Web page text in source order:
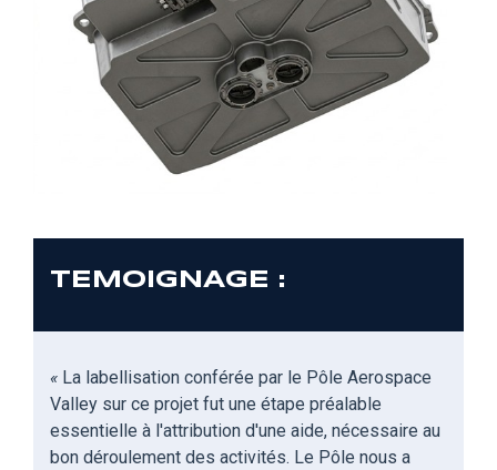
TEMOIGNAGE :
« La labellisation conférée par le Pôle Aerospace
Valley sur ce projet fut une étape préalable
essentielle à l'attribution d'une aide, nécessaire au
bon déroulement des activités. Le Pôle nous a